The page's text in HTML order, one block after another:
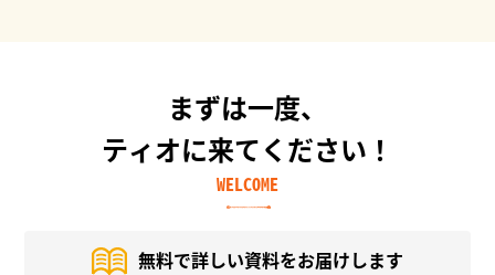
まずは一度、
ティオに来てください！
WELCOME
無料で詳しい資料をお届けします